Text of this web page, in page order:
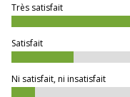
Très satisfait
Satisfait
Ni satisfait, ni insatisfait